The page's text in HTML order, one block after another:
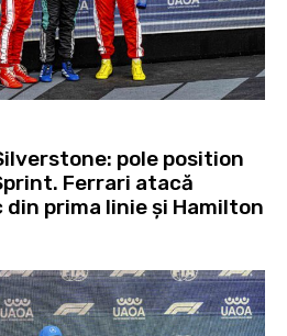
pole position
Ferrari atacă
prima linie și Hamilton